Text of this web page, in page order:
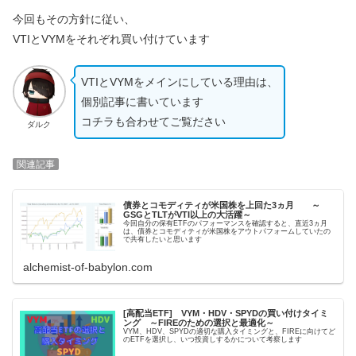
今回もその方針に従い、
VTIとVYMをそれぞれ買い付けています
ダルク
VTIとVYMをメインにしている理由は、
個別記事に書いています
コチラも合わせてご覧ださい
関連記事
債券とコモディティが米国株を上回た3ヵ月 ～
GSGとTLTがVTI以上の大活躍～
今回自分の保有ETFのパフォーマンスを確認すると、直近3ヵ月
は、債券とコモディティが米国株をアウトパフォームしていたの
で共有したいと思います
alchemist-of-babylon.com
[高配当ETF] VYM・HDV・SPYDの買い付けタイミ
ング ～FIREのための選択と最適化～
VYM、HDV、SPYDの適切な購入タイミングと、FIREに向けてど
のETFを選択し、いつ投資しするかについて考察します